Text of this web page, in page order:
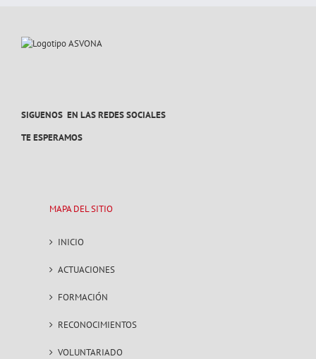
SIGUENOS EN LAS REDES SOCIALES
TE ESPERAMOS
MAPA DEL SITIO
INICIO
ACTUACIONES
FORMACIÓN
RECONOCIMIENTOS
VOLUNTARIADO